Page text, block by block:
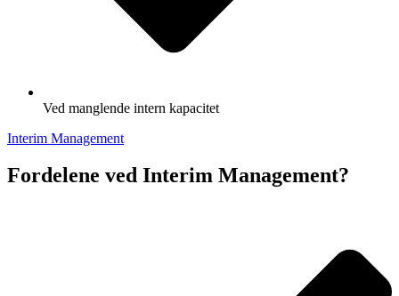
Ved manglende intern kapacitet
Interim Management
Fordelene ved Interim Management?